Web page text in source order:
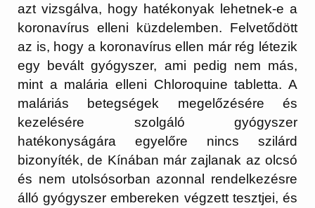
azt vizsgálva, hogy hatékonyak lehetnek-e a
koronavírus elleni küzdelemben. Felvetődött
az is, hogy a koronavírus ellen már rég létezik
egy bevált gyógyszer, ami pedig nem más,
mint a malária elleni Chloroquine tabletta. A
maláriás betegségek megelőzésére és
kezelésére szolgáló gyógyszer
hatékonyságára egyelőre nincs szilárd
bizonyíték, de Kínában már zajlanak az olcsó
és nem utolsósorban azonnal rendelkezésre
álló gyógyszer embereken végzett tesztjei, és